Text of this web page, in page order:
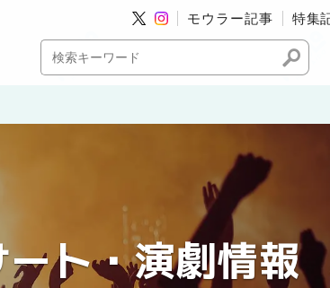
モウラー記事 特集
ト・演劇情報